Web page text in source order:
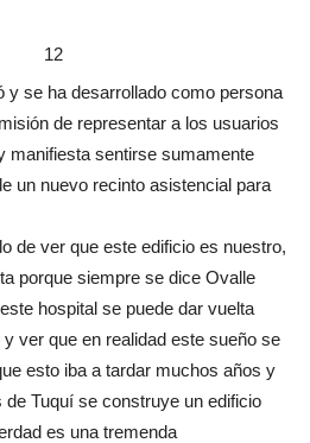
y se ha desarrollado como persona
de representar a los usuarios
manifiesta sentirse sumamente
un nuevo recinto asistencial para
de ver que este edificio es nuestro,
porque siempre se dice Ovalle
hospital se puede dar vuelta
ver que en realidad este sueño se
esto iba a tardar muchos años y
Tuquí se construye un edificio
es una tremenda